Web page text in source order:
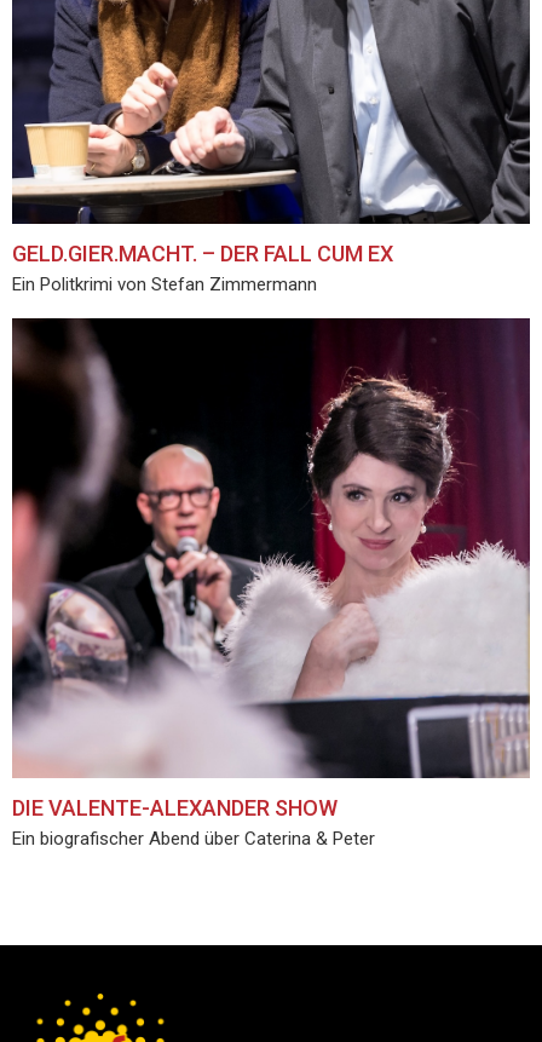
GELD.GIER.MACHT. – DER FALL CUM EX
Ein Politkrimi von Stefan Zimmermann
DIE VALENTE-ALEXANDER SHOW
Ein biografischer Abend über Caterina & Peter